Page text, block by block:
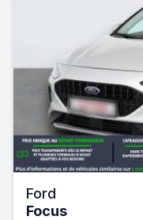
Ford
Focus